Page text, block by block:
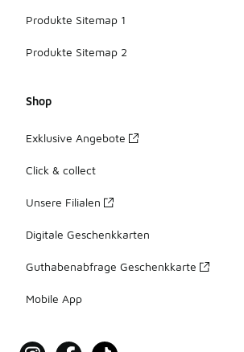
Produkte Sitemap 1
Produkte Sitemap 2
Shop
Exklusive Angebote
Click & collect
Unsere Filialen
Digitale Geschenkkarten
Guthabenabfrage Geschenkkarte
Mobile App